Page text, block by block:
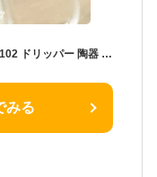
カリタ コーヒー ドリッパー 陶器 ロト 101 102 ドリッパー 陶器 ホワイト ブラウン ブラック 白 茶 黒 喫茶店 珈琲 コーヒー コーヒーショップ 店舗 家庭用 陶器製 Kalita おしゃれ ハンドドリップ
みる